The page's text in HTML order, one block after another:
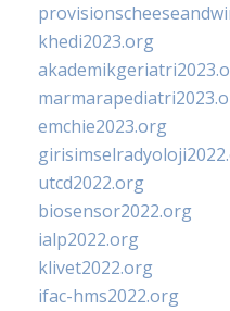
khedi2023.org
emchie2023.org
utcd2022.org
biosensor2022.org
ialp2022.org
klivet2022.org
ifac-hms2022.org